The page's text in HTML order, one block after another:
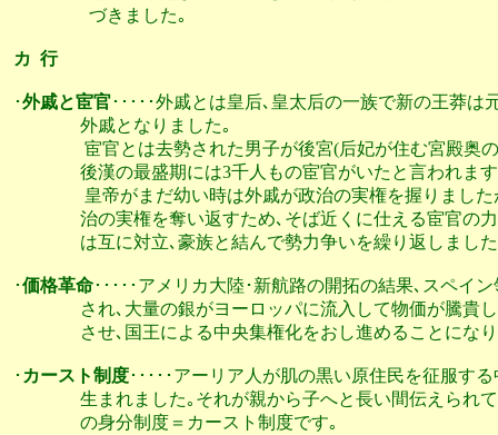
                  づきました｡
カ  行
･外戚と宦官･････外戚とは皇后､皇太后の一族で新の王莽
                外戚となりました｡
宦官とは去勢された男子が後宮(后妃が住む宮
後漢の最盛期には3千人もの宦官がいたと言われま
皇帝がまだ幼い時は外戚が政治の実権を握りま
治の実権を奪い返すため､そば近くに仕える宦官
は互に対立､豪族と結んで勢力争いを繰り返しまし
･価格革命･････アメリカ大陸･新航路の開拓の結果､スペイ
され､大量の銀がヨーロッパに流入して物価が
させ､国王による中央集権化をおし進めることにな
･ カースト制度･････アーリア人が肌の黒い原住民を征服す
生まれました｡それが親から子へと長い間伝え
                の身分制度＝カースト制度です｡